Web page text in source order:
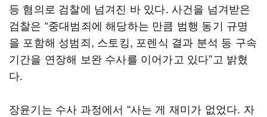
등 혐의로 검찰에 넘겨진 바 있다. 사건을 넘겨받은
검찰은 “중대범죄에 해당하는 만큼 범행 동기 규명
을 포함해 성범죄, 스토킹, 포렌식 결과 분석 등 구속
기간을 연장해 보완 수사를 이어가고 있다”고 밝혔
다.
장윤기는 수사 과정에서 “사는 게 재미가 없었다. 자